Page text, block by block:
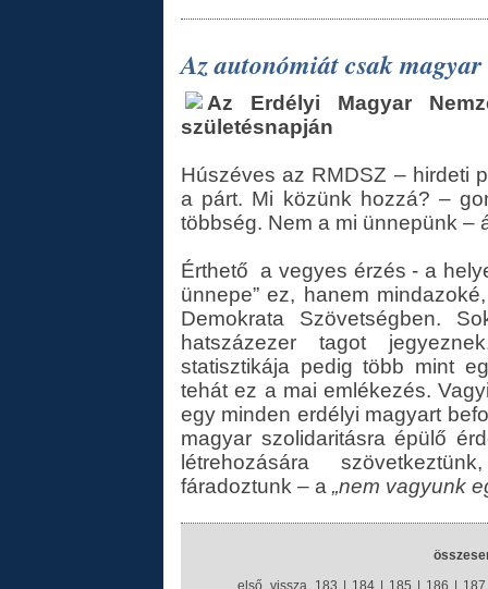
Az autonómiát csak
Az Erdélyi Magyar
születésnapján
Húszéves az RMDSZ – hirdeti
a párt. Mi közünk hozzá? –
többség. Nem a mi ünnepünk –
Érthető a vegyes érzés - a
ünnepe” ez, hanem
Demokrata Szövetségben.
hatszázezer tagot
statisztikája pedig több mint
tehát ez a mai emlékezés.
egy minden erdélyi magyart
magyar szolidaritásra épülő
létrehozására
fáradoztunk – a „nem vagyunk
első vissza 183 | 184 | 185 | 186 | 187